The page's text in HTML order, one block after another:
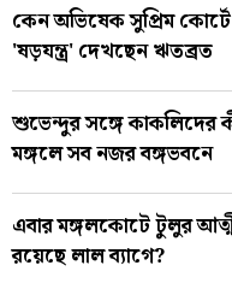
কেন অভিষেক সুপ্রিম
'ষড়যন্ত্র' দেখছেন ঋতব্রত
শুভেন্দুর সঙ্গে কাকলিদের
মঙ্গলে সব নজর বঙ্গভবনে
এবার মঙ্গলকোটে টুলুর
রয়েছে লাল ব্যাগে?